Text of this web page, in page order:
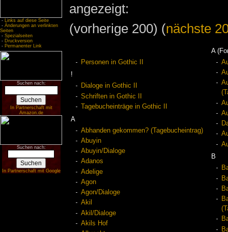
- Links auf diese Seite
- Änderungen an verlinkten
Seiten
- Spezialseiten
- Druckversion
- Permanenter Link
Suchen nach:
In Partnerschaft mit
Amazon.de
Suchen nach:
In Partnerschaft mit Google
angezeigt:
(vorherige 200) (nächste
Personen in Gothic II
!
Dialoge in Gothic II
Schriften in Gothic II
Tagebucheinträge in Gothic II
A
Abhanden gekommen? (Tagebucheintrag)
Abuyin
Abuyin/Dialoge
Adanos
Adelige
Agon
Agon/Dialoge
Akil
Akil/Dialoge
Akils Hof
A
B